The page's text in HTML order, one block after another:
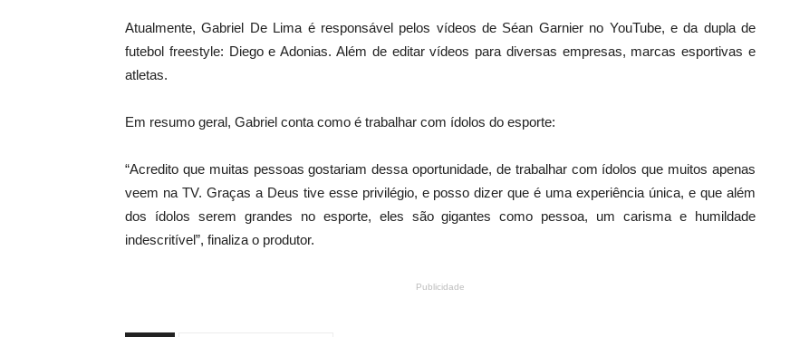
Atualmente, Gabriel De Lima é responsável pelos vídeos de Séan Garnier no YouTube, e da dupla de
futebol freestyle: Diego e Adonias. Além de editar vídeos para diversas empresas, marcas esportivas e
atletas.
Em resumo geral, Gabriel conta como é trabalhar com ídolos do esporte:
“Acredito que muitas pessoas gostariam dessa oportunidade, de trabalhar com ídolos que muitos apenas
veem na TV. Graças a Deus tive esse privilégio, e posso dizer que é uma experiência única, e que além
dos ídolos serem grandes no esporte, eles são gigantes como pessoa, um carisma e humildade
indescritível”, finaliza o produtor.
Publicidade